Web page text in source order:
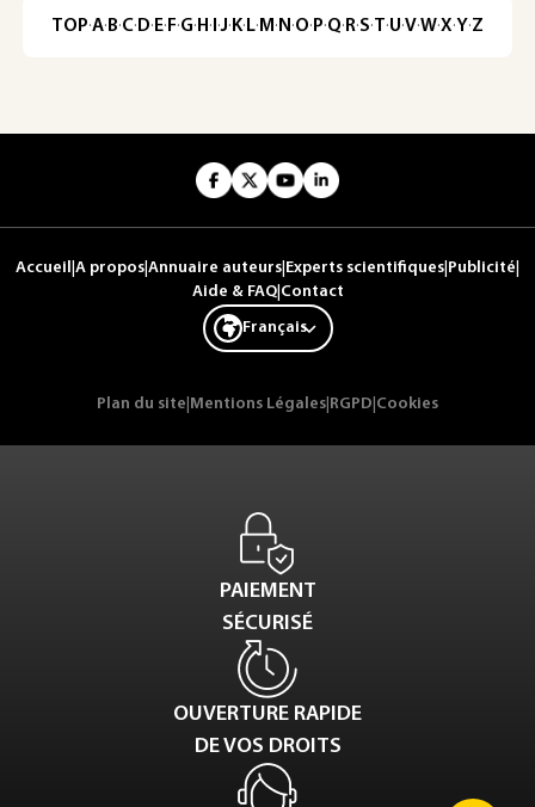
TOP·A·B·C· D· E· F·G· H · ·J· K· L· M · N ·O· P·Q· R·S·T·U·V·W·X·Y·Z
Accueil A propos Annuaire auteurs Experts scientifiques Publicité
Aide & FAQ| Contact
Français
Plan du site Mentions Légales RGPD Cookies
PAIEMENT
SÉCURISÉ
OUVERTURE RAPIDE
DE VOS DROITS